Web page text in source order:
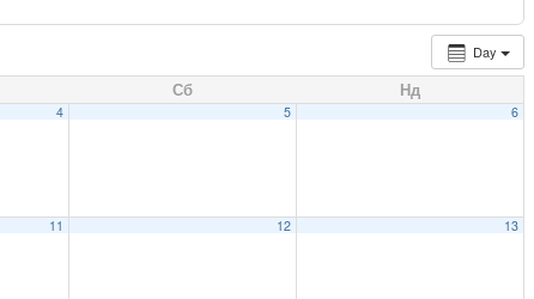
Day
Сб Нд
4 5 6
11 12 13